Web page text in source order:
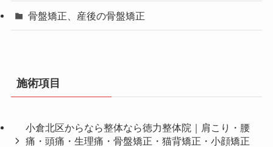
骨盤矯正、産後の骨盤矯正
施術項目
小倉北区からなら整体なら徳力整体院｜肩こり・腰
痛・頭痛・生理痛・骨盤矯正・猫背矯正・小顔矯正